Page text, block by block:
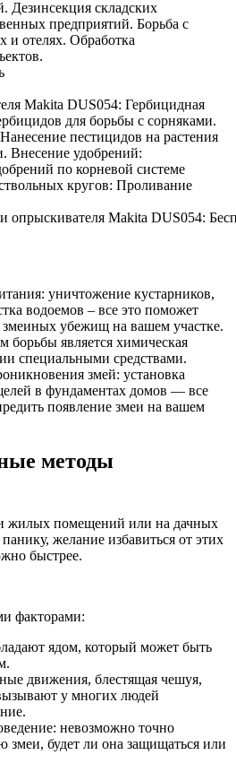
Дезинсекция складских
предприятий. Борьба с
и отелях. Обработка
Makita DUS054: Гербицидная
для борьбы с сорняками.
пестицидов на растения
Внесение удобрений:
по корневой системе
кругов: Проливание
опрыскивателя Makita DUS054:
уничтожение кустарников,
водоемов – все это поможет
змеиных убежищ на вашем участке.
борьбы является химическая
специальными средствами.
змей: установка
в фундаментах домов — все
появление змеи на вашем
методы
жилых помещений или на дачных
желание избавиться от этих
быстрее.
факторами:
ядом, который может быть
движения, блестящая чешуя,
у многих людей
невозможно точно
змеи, будет ли она защищаться или